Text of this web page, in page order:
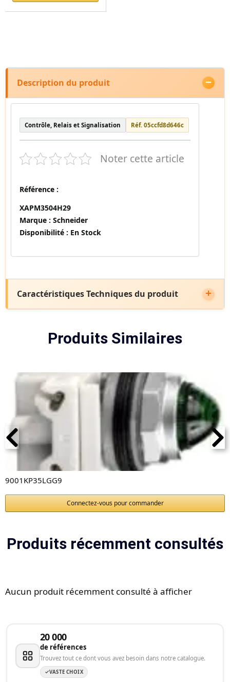
Description du produit
Contrôle, Relais et Signalisation Réf. 05ccfd8d646c
Noter cette article
Référence :
XAPM3504H29
Marque : Schneider
Disponibilité : En Stock
Caractéristiques Techniques du produit
Produits Similaires
9001KP35LGG9
Connectez-vous pour commander
Produits récemment consultés
Aucun produit récemment consulté à afficher
20 000
de références
Trouvez tout ce dont vous avez besoin dans notre catalogue.
VASTE CHOIX